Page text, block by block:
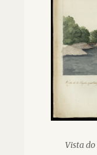
Vista do